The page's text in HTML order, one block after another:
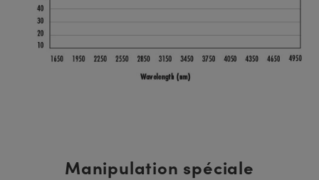
Manipulation spéciale